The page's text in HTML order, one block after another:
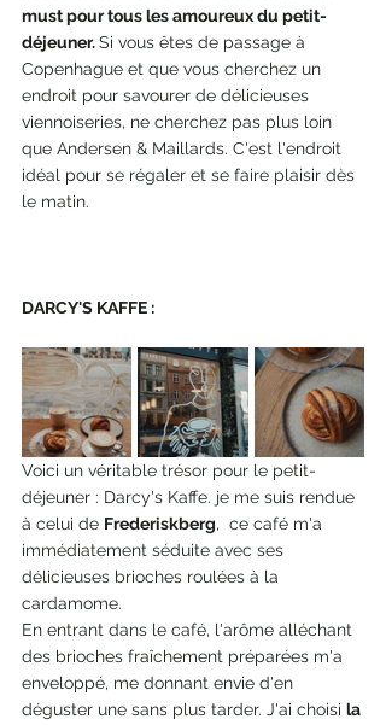
must pour tous les amoureux du petit-
déjeuner. Si vous êtes de passage à
Copenhague et que vous cherchez un
endroit pour savourer de délicieuses
viennoiseries, ne cherchez pas plus loin
que Andersen & Maillards. C'est l'endroit
idéal pour se régaler et se faire plaisir dès
le matin.
DARCY'S KAFFE :
Voici un véritable trésor pour le petit-
déjeuner : Darcy's Kaffe. je me suis rendue
à celui de Frederiskberg,  ce café m'a
immédiatement séduite avec ses
délicieuses brioches roulées à la
cardamome.
En entrant dans le café, l'arôme alléchant
des brioches fraîchement préparées m'a
enveloppé, me donnant envie d'en
déguster une sans plus tarder. J'ai choisi la